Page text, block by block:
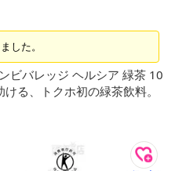
した。
ビバレッジ ヘルシア 緑茶 10
る、トクホ初の緑茶飲料。